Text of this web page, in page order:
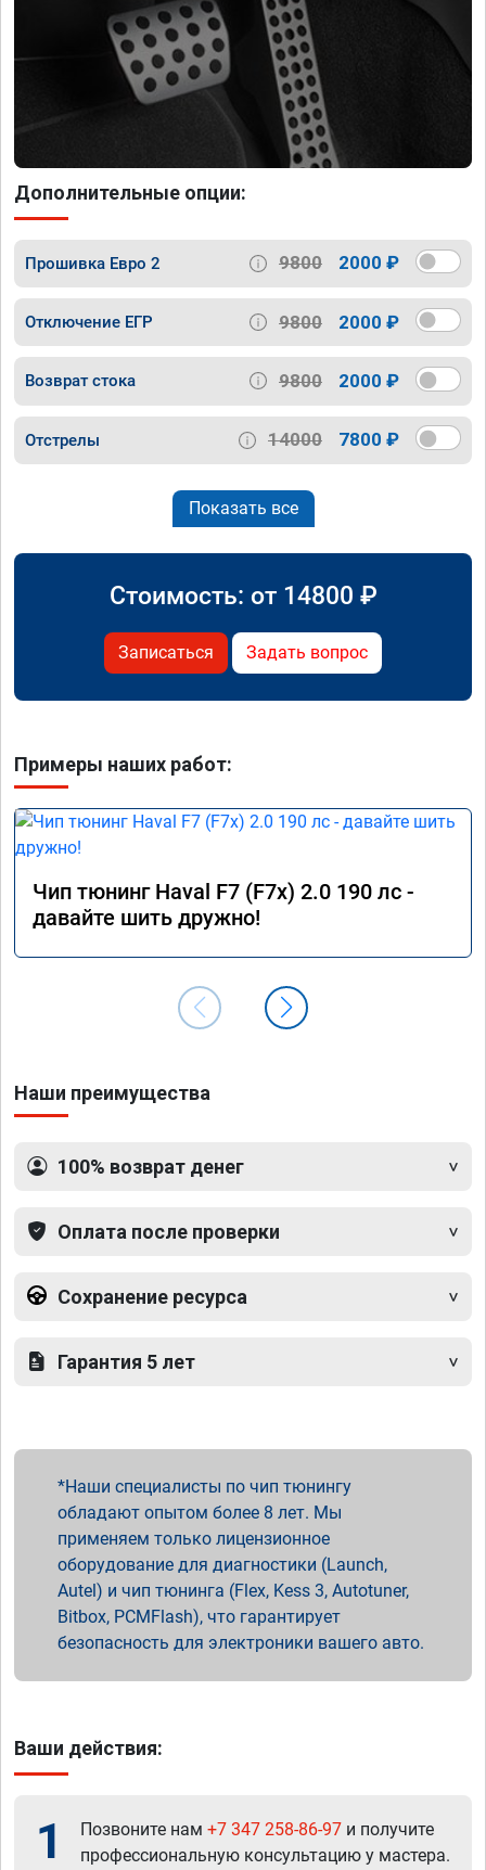
Дополнительные опции:
Прошивка Евро 2 9800 2000 ₽
Отключение ЕГР 9800 2000 ₽
Возврат стока 9800 2000 ₽
Отстрелы 14000 7800 ₽
Показать все
Стоимость: от 14800 ₽
Записаться Задать вопрос
Примеры наших работ:
Чип тюнинг Haval F7 (F7x) 2.0 190 лс -
давайте шить дружно!
Наши преимущества
100% возврат денег
Оплата после проверки
Сохранение ресурса
Гарантия 5 лет
Наши специалисты по чип тюнингу
обладают опытом более 8 лет. Мы
применяем только лицензионное
оборудование для диагностики (Launch,
Autel) и чип тюнинга (Flex, Kess 3, Autotuner,
Bitbox, PCMFlash), что гарантирует
безопасность для электроники вашего авто.
Ваши действия:
1 Позвоните нам +7 347 258-86-97 и получите
профессиональную консультацию у мастера.